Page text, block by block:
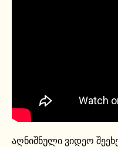
აღნიშნული ვიდეო